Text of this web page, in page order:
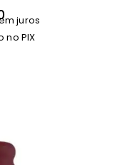
juros
no PIX